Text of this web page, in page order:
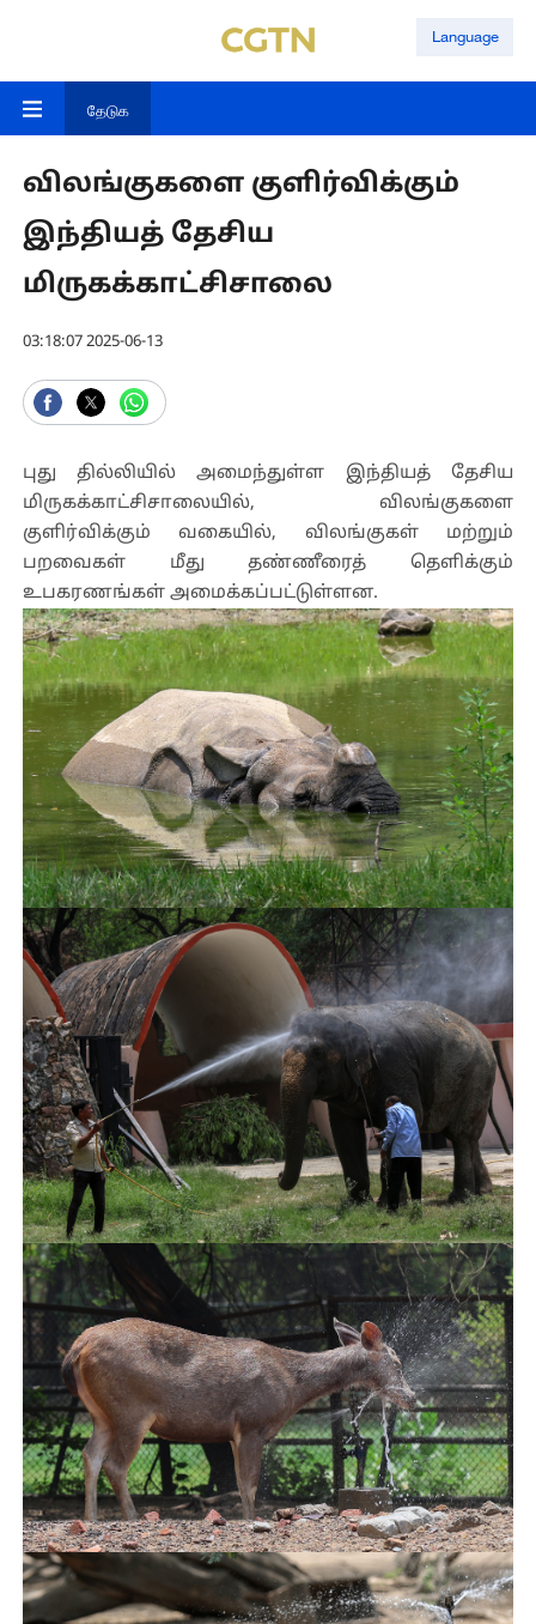
Language
தேடுக
விலங்குகளை குளிர்விக்கும்
இந்தியத் தேசிய
மிருகக்காட்சிசாலை
03:18:07 2025-06-13
புது தில்லியில் அமைந்துள்ள இந்தியத் தேசிய
மிருகக்காட்சிசாலையில், விலங்குகளை
குளிர்விக்கும் வகையில், விலங்குகள் மற்றும்
பறவைகள் மீது தண்ணீரைத் தெளிக்கும்
உபகரணங்கள் அமைக்கப்பட்டுள்ளன.